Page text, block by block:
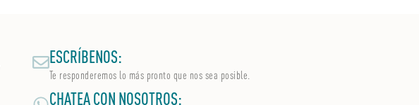
ESCRÍBENOS:
Te responderemos lo más pronto que nos sea posible.
CHATEA CON NOSOTROS: